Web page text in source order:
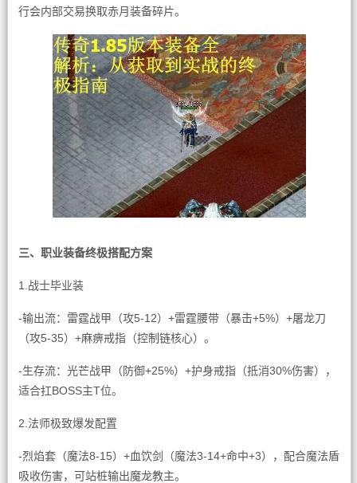
行会内部交易换取赤月装备碎片。
三、职业装备终极搭配方案
1.战士毕业装
-输出流：雷霆战甲（攻5-12）+雷霆腰带（暴击+5%）+屠龙刀
（攻5-35）+麻痹戒指（控制链核心）。
-生存流：光芒战甲（防御+25%）+护身戒指（抵消30%伤害），
适合扛BOSS主T位。
2.法师极致爆发配置
-烈焰套（魔法8-15）+血饮剑（魔法3-14+命中+3），配合魔法盾
吸收伤害，可站桩输出魔龙教主。